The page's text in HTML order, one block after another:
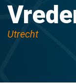
Utrecht